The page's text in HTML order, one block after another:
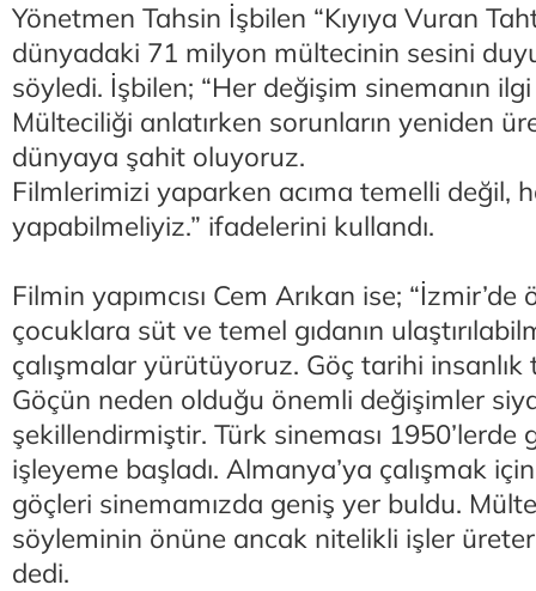
Yönetmen Tahsin İşbilen “Kıyıya Vuran
dünyadaki 71 milyon mültecinin sesini
söyledi. İşbilen; “Her değişim sinemanın
Mülteciliği anlatırken sorunların yeniden
dünyaya şahit oluyoruz.
Filmlerimizi yaparken acıma temelli değil,
yapabilmeliyiz.” ifadelerini kullandı.
Filmin yapımcısı Cem Arıkan ise;
çocuklara süt ve temel gıdanın
çalışmalar yürütüyoruz. Göç tarihi insanlık
Göçün neden olduğu önemli değişimler
şekillendirmiştir. Türk sineması 1950’lerde
işleyeme başladı. Almanya’ya çalışmak
göçleri sinemamızda geniş yer buldu.
söyleminin önüne ancak nitelikli işler
dedi.